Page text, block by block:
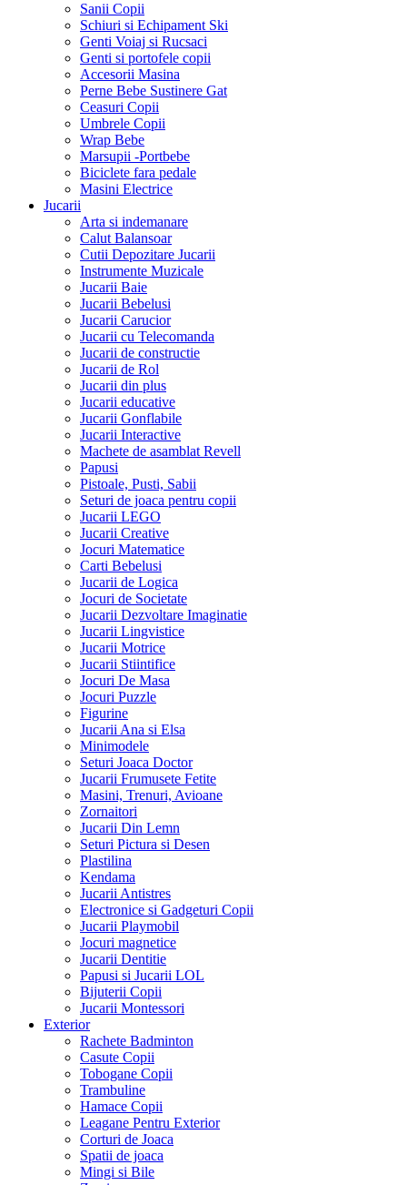
Sanii Copii
Schiuri si Echipament Ski
Genti Voiaj si Rucsaci
Genti si portofele copii
Accesorii Masina
Perne Bebe Sustinere Gat
Ceasuri Copii
Umbrele Copii
Wrap Bebe
Marsupii -Portbebe
Biciclete fara pedale
Masini Electrice
Jucarii
Arta si indemanare
Calut Balansoar
Cutii Depozitare Jucarii
Instrumente Muzicale
Jucarii Baie
Jucarii Bebelusi
Jucarii Carucior
Jucarii cu Telecomanda
Jucarii de constructie
Jucarii de Rol
Jucarii din plus
Jucarii educative
Jucarii Gonflabile
Jucarii Interactive
Machete de asamblat Revell
Papusi
Pistoale, Pusti, Sabii
Seturi de joaca pentru copii
Jucarii LEGO
Jucarii Creative
Jocuri Matematice
Carti Bebelusi
Jucarii de Logica
Jocuri de Societate
Jucarii Dezvoltare Imaginatie
Jucarii Lingvistice
Jucarii Motrice
Jucarii Stiintifice
Jocuri De Masa
Jocuri Puzzle
Figurine
Jucarii Ana si Elsa
Minimodele
Seturi Joaca Doctor
Jucarii Frumusete Fetite
Masini, Trenuri, Avioane
Zornaitori
Jucarii Din Lemn
Seturi Pictura si Desen
Plastilina
Kendama
Jucarii Antistres
Electronice si Gadgeturi Copii
Jucarii Playmobil
Jocuri magnetice
Jucarii Dentitie
Papusi si Jucarii LOL
Bijuterii Copii
Jucarii Montessori
Exterior
Rachete Badminton
Casute Copii
Tobogane Copii
Trambuline
Hamace Copii
Leagane Pentru Exterior
Corturi de Joaca
Spatii de joaca
Mingi si Bile